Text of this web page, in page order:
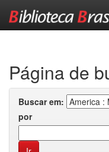
Página de
Buscar em:
por